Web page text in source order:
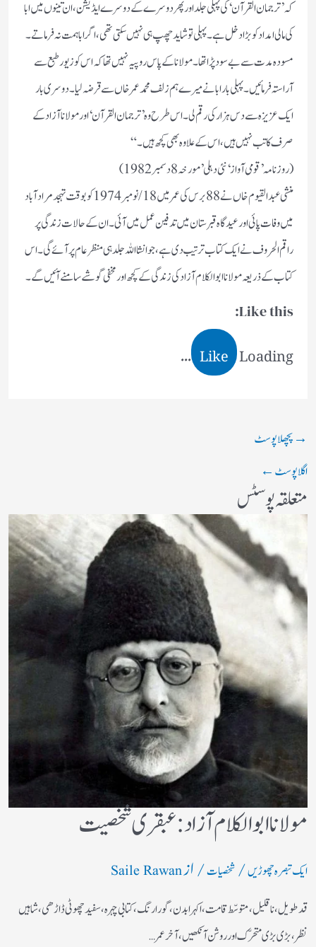
کہ’ترجمان القرآن‘ کی پہلی جلداور پھر دوسرے کے دوسرے ایڈیشن، ان تینوں میں ابا
کی مالی امداد کو بڑا دخل ہے۔ پہلی تو شاید چھپ ہی نہیں سکتی تھی، اگر ابا ہمت نہ فرماتے۔
مسودہ مدت سے بے سود پڑا تھا۔مولانا کے پاس روپیہ نہیں تھاکہ اس کو زیور طبع سے
آراستہ فرمائیں۔ پہلی بار ابا نے میرے ہم زلف محمد عمر خاں سے قرضہ لیا۔ دوسری بار
ایک عزیزہ سے دس ہزار کی رقم لی۔ اس طرح وہ’ترجمان القرآن‘اور مولانا آزاد کے
صرف کاتب نہیں ہیں، اس کے علاوہ بھی کچھ ہیں۔“
(روزنامہ’قومی آواز‘نئی دہلی’ مورخہ8 دسمبر 1982)
منشی عبدالقیوم خاں نے 88برس کی عمر میں 18/نومبر1974کو بوقت تہجد مرادآباد
میں وفات پائی اور عیدگاہ قبرستان میں تدفین عمل میں آئی۔ان کے حالات زندگی پر
راقم الحروف نے ایک کتاب ترتیب دی ہے، جو انشا اللہ جلد ہی منظرعام پر آئے گی۔اس
کتاب کے ذریعہ مولانا ابوالکلام آزاد کی زندگی کے کچھ اور مخفی گوشے سامنے آئیں گے۔
Like this:
Like Loading...
→پچھلا پوسٹ
اگلا پوسٹ←
متعلقہ پوسٹس
مولانا ابوالکلام آزاد:عبقری شخصیت
ایک تبصرہ چھوڑیں/شخصیات/ ازSaile Rawan
قد طویل، نا قلیل، متوسّط قامت، اکہرا بدن، گورا رنگ، کتابی چہرہ، سفید چھوٹی ڈاڑھی، شاہیں
نظر، بڑی بڑی متحرّک اور روشن آنکھیں، آخر عمر…